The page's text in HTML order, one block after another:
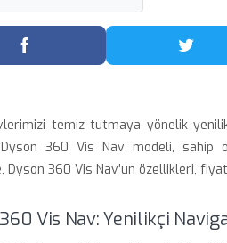
Facebook'ta Paylaş
temiz tutmaya yönelik
360 Vis Nav modeli, sahip
Dyson 360 Vis Nav’un özellikleri,
Vis Nav: Yenilikçi